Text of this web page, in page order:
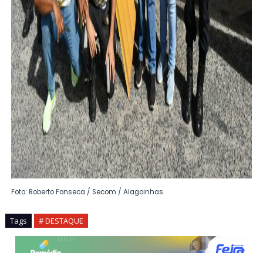
Foto: Roberto Fonseca / Secom / Alagoinhas
Tags # DESTAQUE